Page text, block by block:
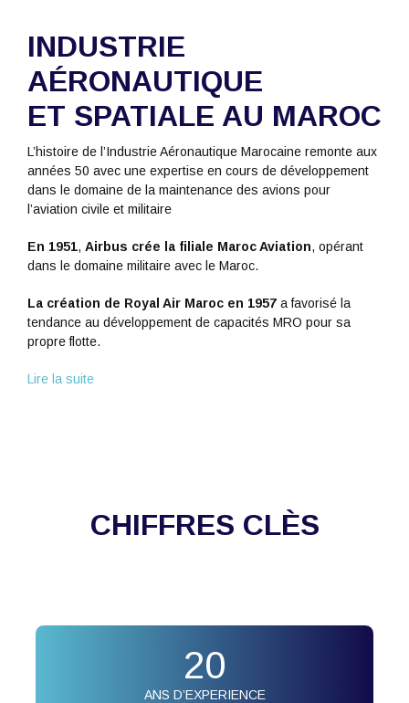
INDUSTRIE
AÉRONAUTIQUE
ET SPATIALE AU MAROC
L’histoire de l’Industrie Aéronautique Marocaine remonte aux
années 50 avec une expertise en cours de développement
dans le domaine de la maintenance des avions pour
l’aviation civile et militaire
En 1951, Airbus crée la filiale Maroc Aviation, opérant
dans le domaine militaire avec le Maroc.
La création de Royal Air Maroc en 1957a favorisé la
tendance au développement de capacités MRO pour sa
propre flotte.
Lire la suite
CHIFFRES CLÈS
20
ANS D’EXPERIENCE